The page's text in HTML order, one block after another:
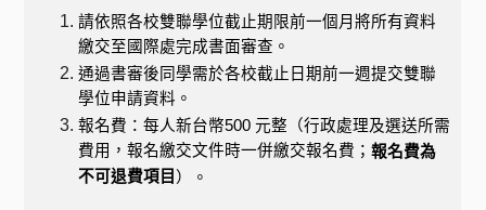
請依照各校雙聯學位截止期限前一個月將所有資料
繳交至國際處完成書面審查。
通過書審後同學需於各校截止日期前一週提交雙聯
學位申請資料。
報名費：每人新台幣500元整（行政處理及選送所需
費用，報名繳交文件時一併繳交報名費；報名費為
不可退費項目 ）。